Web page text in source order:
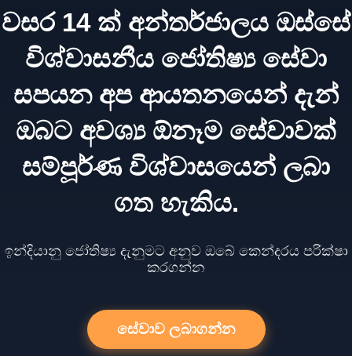
වසර 14 ක් අන්තර්ජාලය ඔස්සේ
විශ්වාසනීය ජෝතිෂ්‍ය සේවා
සපයන අප ආයතනයෙන් දැන්
ඔබට අවශ්‍ය ඕනෑම සේවාවක්
සම්පූර්ණ විශ්වාසයෙන් ලබා
ගත හැකිය.
ඉන්දියානු ජෝතිෂ්‍ය දැනුමට අනුව ඔබේ කෙන්දරය පරික්ෂා
කරගන්න
සේවාව ලබාගන්න